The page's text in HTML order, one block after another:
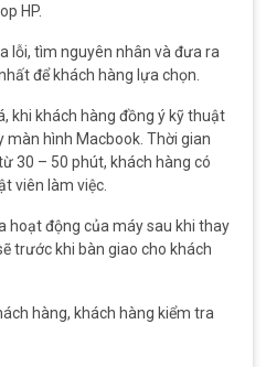
HP.
lỗi, tìm nguyên nhân và đưa ra
để khách hàng lựa chọn.
khi khách hàng đồng ý kỹ thuật
hình Macbook. Thời gian
30 – 50 phút, khách hàng có
viên làm việc.
hoạt động của máy sau khi thay
trước khi bàn giao cho khách
hàng, khách hàng kiểm tra